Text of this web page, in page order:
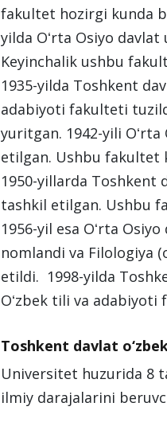
fakultet hozirgi kunda
yilda Oʻrta Osiyo
Keyinchalik ushbu
1935-yilda Toshkent
adabiyoti fakulteti
yuritgan. 1942-yili
etilgan. Ushbu fakultet
1950-yillarda
tashkil etilgan. Ushbu
1956-yil esa Oʻrta
nomlandi va Filologiya
etildi. 1998-yilda
Oʻzbek tili va
Toshkent davlat
Universitet huzurida 8
ilmiy darajalarini